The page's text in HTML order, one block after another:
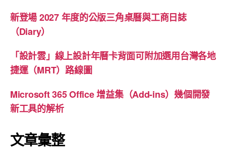
新登場 2027 年度的公版三角桌曆與工商日誌
（Diary）
「設計雲」線上設計年曆卡背面可附加選用台灣各地
捷運（MRT）路線圖
Microsoft 365 Office 增益集（Add-ins）幾個開發
新工具的解析
文章彙整